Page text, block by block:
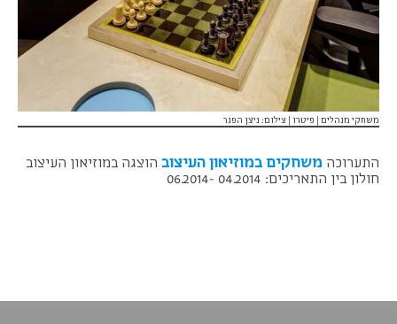
משחקי מנהלים | פיטרו | צילום: ניצן הפנר
התערוכה משחקים במוזיאון העיצוב הוצגה במוזיאון העיצוב
חולון בין התאריכים: 04.2014 -06.2014